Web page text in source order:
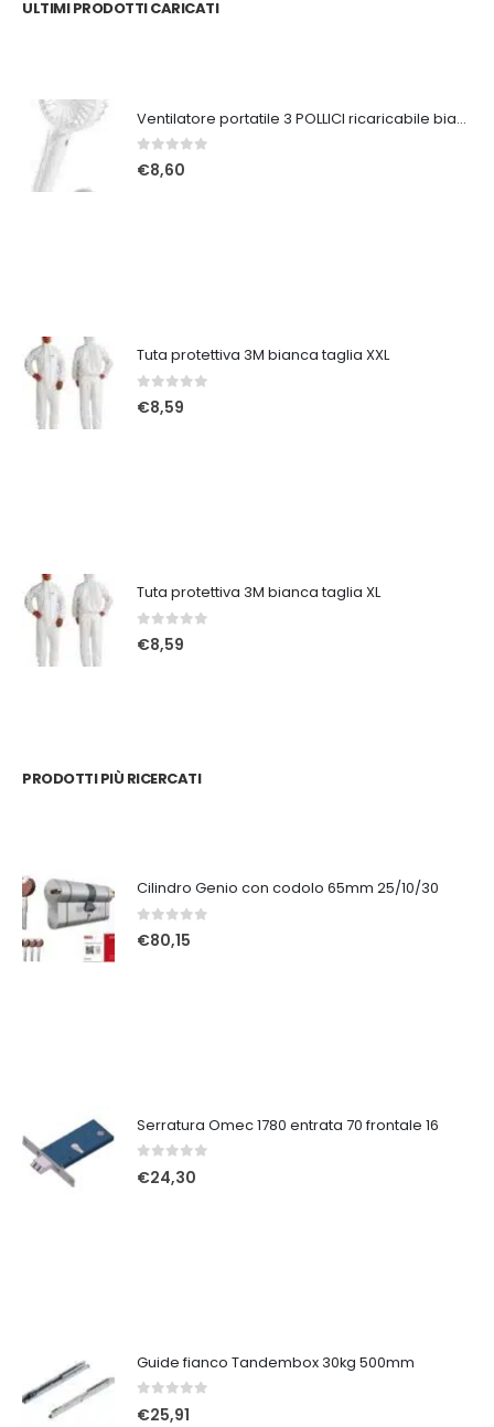
ULTIMI PRODOTTI CARICATI
Ventilatore portatile 3 POLLICI ricaricabile bianco
0Su 5
€8,60
Tuta protettiva 3M bianca taglia XXL
0Su 5
€8,59
Tuta protettiva 3M bianca taglia XL
Su 5
€8,59
PRODOTTI PIÙ RICERCATI
Cilindro Genio con codolo 65mm 25/10/30
Su 5
€80,15
Serratura Omec 1780 entrata 70 frontale 16
Su 5
€24,30
Guide fianco Tandembox 30kg 500mm
Su 5
€25,91